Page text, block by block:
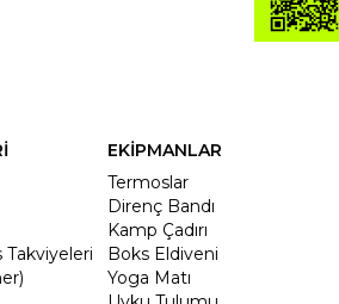
EKİPMANLAR
Termoslar
Direnç Bandı
Kamp Çadırı
Boks Eldiveni
Yoga Matı